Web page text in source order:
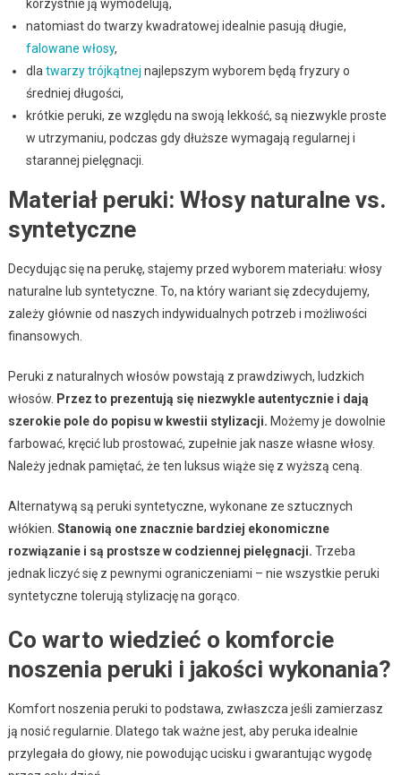
korzystnie ją wymodelują,
natomiast do twarzy kwadratowej idealnie pasują długie,
falowane włosy,
dla twarzy trójkątnej najlepszym wyborem będą fryzury o
średniej długości,
krótkie peruki, ze względu na swoją lekkość, są niezwykle proste
w utrzymaniu, podczas gdy dłuższe wymagają regularnej i
starannej pielęgnacji.
Materiał peruki: Włosy naturalne vs.
syntetyczne
Decydując się na perukę, stajemy przed wyborem materiału: włosy
naturalne lub syntetyczne. To, na który wariant się zdecydujemy,
zależy głównie od naszych indywidualnych potrzeb i możliwości
finansowych.
Peruki z naturalnych włosów powstają z prawdziwych, ludzkich
włosów. Przez to prezentują się niezwykle autentycznie i dają
szerokie pole do popisu w kwestii stylizacji. Możemy je dowolnie
farbować, kręcić lub prostować, zupełnie jak nasze własne włosy.
Należy jednak pamiętać, że ten luksus wiąże się z wyższą ceną.
Alternatywą są peruki syntetyczne, wykonane ze sztucznych
włókien. Stanowią one znacznie bardziej ekonomiczne
rozwiązanie i są prostsze w codziennej pielęgnacji. Trzeba
jednak liczyć się z pewnymi ograniczeniami – nie wszystkie peruki
syntetyczne tolerują stylizację na gorąco.
Co warto wiedzieć o komforcie
noszenia peruki i jakości wykonania?
Komfort noszenia peruki to podstawa, zwłaszcza jeśli zamierzasz
ją nosić regularnie. Dlatego tak ważne jest, aby peruka idealnie
przylegała do głowy, nie powodując ucisku i gwarantując wygodę